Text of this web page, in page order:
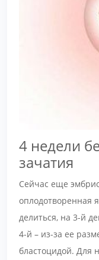
4 недели
зачатия
Сейчас еще
оплодотворенная
делиться, на 3-й
4-й – из-за ее
бластоцидой. Для